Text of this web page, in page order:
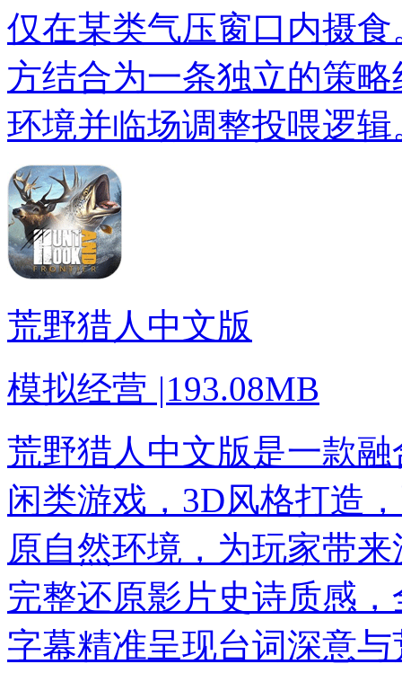
仅在某类气压窗口内摄
方结合为一条独立的策
环境并临场调整投喂逻辑
荒野猎人中文版
模拟经营 |193.08MB
荒野猎人中文版是一款
闲类游戏，3D风格打造
原自然环境，为玩家带
完整还原影片史诗质感
字幕精准呈现台词深意